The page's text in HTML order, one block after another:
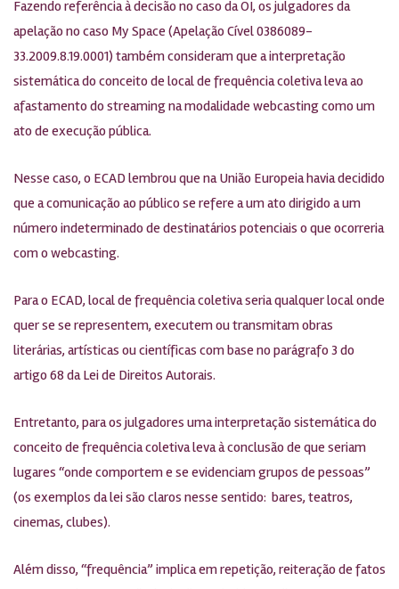
Fazendo referência à decisão no caso da OI, os julgadores da
apelação no caso My Space (Apelação Cível 0386089-
33.2009.8.19.0001) também consideram que a interpretação
sistemática do conceito de local de frequência coletiva leva ao
afastamento do streaming na modalidade webcasting como um
ato de execução pública.
Nesse caso, o ECAD lembrou que na União Europeia havia decidido
que a comunicação ao público se refere a um ato dirigido a um
número indeterminado de destinatários potenciais o que ocorreria
com o webcasting.
Para o ECAD, local de frequência coletiva seria qualquer local onde
quer se se representem, executem ou transmitam obras
literárias, artísticas ou científicas com base no parágrafo 3 do
artigo 68 da Lei de Direitos Autorais.
Entretanto, para os julgadores uma interpretação sistemática do
conceito de frequência coletiva leva à conclusão de que seriam
lugares “onde comportem e se evidenciam grupos de pessoas”
(os exemplos da lei são claros nesse sentido: bares, teatros,
cinemas, clubes).
Além disso, “frequência” implica em repetição, reiteração de fatos